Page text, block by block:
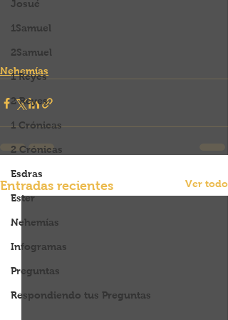
Josué
1Samuel
2Samuel
1 Reyes
2 Reyes
1 Crónicas
2 Crónicas
Esdras
Ester
Nehemías
Infogramas
Preguntas
Respondiendo tus Preguntas
Nehemías
Entradas recientes Ver todo